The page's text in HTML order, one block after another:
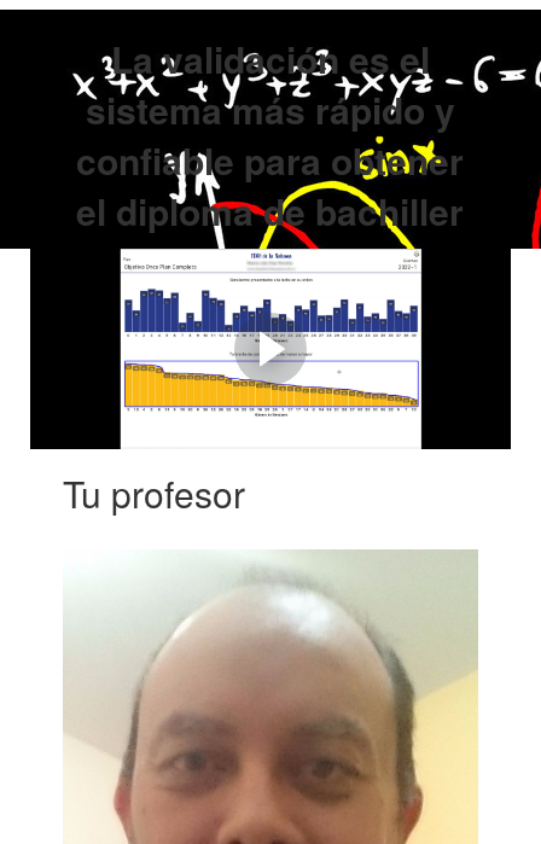
La validación es el
sistema más rápido y
confiable para obtener
el diploma de bachiller
Cómo preparamos a
nuestros estudiantes
Esta estrategia es la clave para una buena preparación
en poco tiempo
Tu profesor